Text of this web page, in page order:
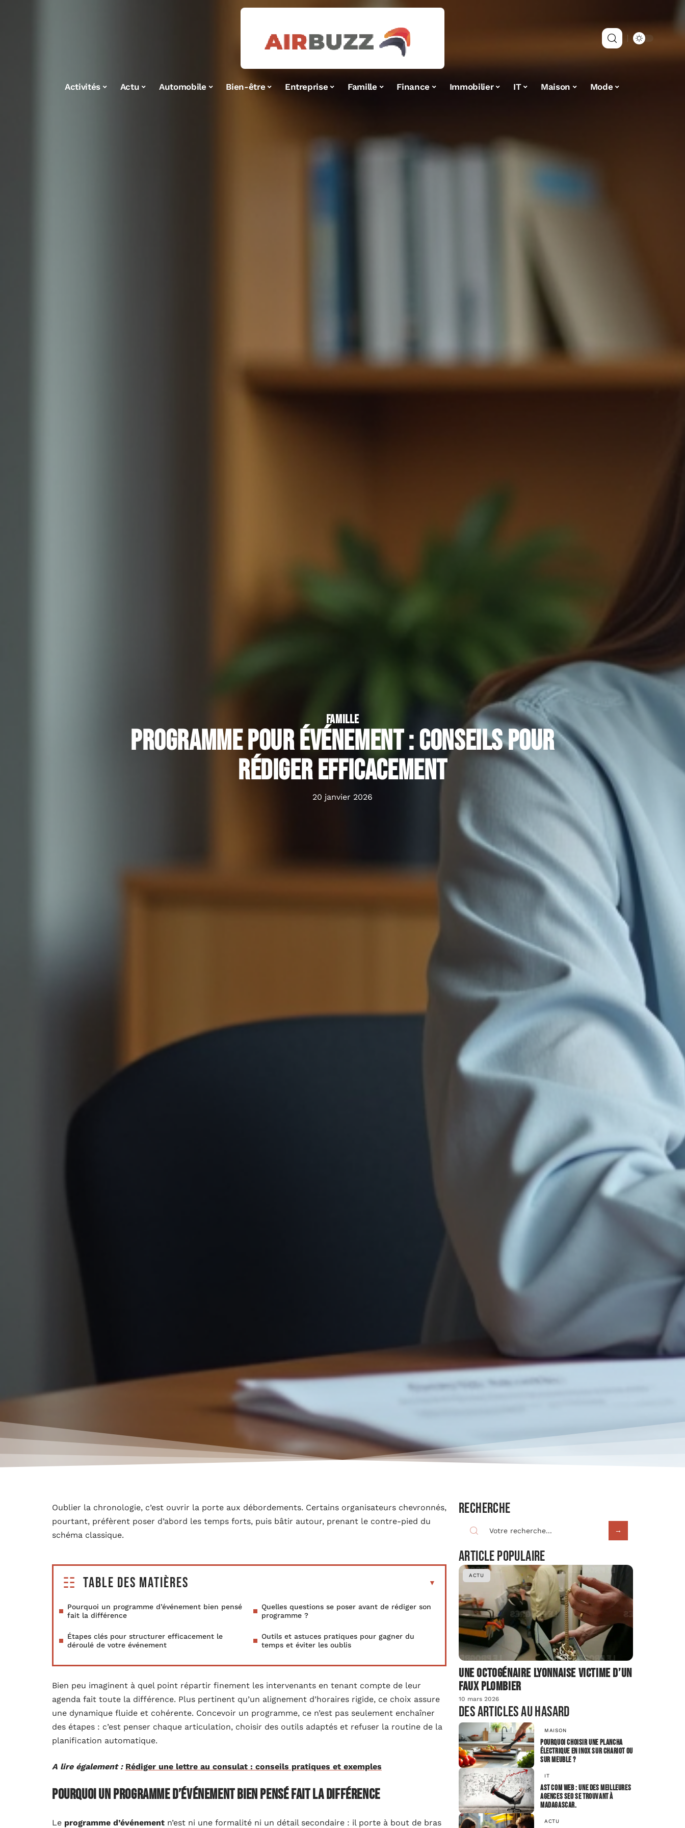
Activités Actu Automobile Bien-être Entreprise Famille Finance Immobilier IT Maison Mode
FAMILLE
Programme pour événement : conseils pour
rédiger efficacement
20 janvier 2026
Oublier la chronologie, c’est ouvrir la porte aux débordements. Certains organisateurs chevronnés,
pourtant, préfèrent poser d’abord les temps forts, puis bâtir autour, prenant le contre-pied du
schéma classique.
Table des matières
Pourquoi un programme d’événement bien pensé
fait la différence
Quelles questions se poser avant de rédiger son
programme ?
Étapes clés pour structurer efficacement le
déroulé de votre événement
Outils et astuces pratiques pour gagner du
temps et éviter les oublis
Bien peu imaginent à quel point répartir finement les intervenants en tenant compte de leur
agenda fait toute la différence. Plus pertinent qu’un alignement d’horaires rigide, ce choix assure
une dynamique fluide et cohérente. Concevoir un programme, ce n’est pas seulement enchaîner
des étapes : c’est penser chaque articulation, choisir des outils adaptés et refuser la routine de la
planification automatique.
A lire également : Rédiger une lettre au consulat : conseils pratiques et exemples
Pourquoi un programme d’événement bien pensé fait la différence
Le programme d’événement n’est ni une formalité ni un détail secondaire : il porte à bout de bras
Recherche
Article populaire
ACTU
Une octogénaire lyonnaise victime d’un
faux plombier
10 mars 2026
Des articles au hasard
MAISON
Pourquoi choisir une plancha
électrique en inox sur chariot ou
sur meuble ?
IT
AST COM WEB : une des meilleures
agences SEO se trouvant à
Madagascar.
ACTU